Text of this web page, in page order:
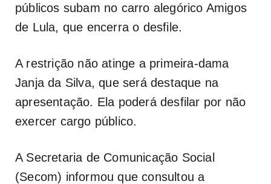
públicos subam no carro alegórico Amigos
de Lula, que encerra o desfile.
A restrição não atinge a primeira-dama
Janja da Silva, que será destaque na
apresentação. Ela poderá desfilar por não
exercer cargo público.
A Secretaria de Comunicação Social
(Secom) informou que consultou a